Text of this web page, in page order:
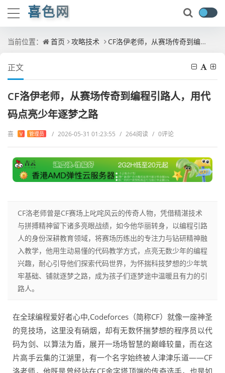
喜色网
当前位置： 首页 攻略技术 CF洛伊老师，从赛场传奇到编程引路人，用代码点亮少年逐梦之路
正文
CF洛伊老师，从赛场传奇到编程引路人，用代
码点亮少年逐梦之路
喜 V 管理员 / 2026-05-31 01:23:55 / 264阅读 / 0评论
CF洛老师曾是CF赛场上叱咤风云的传奇人物，凭借精湛技术
与拼搏精神留下诸多亮眼战绩，如今他华丽转身，以编程引路
人的身份深耕教育领域，将赛场历练出的专注力与钻研精神融
入教学，他用生动易懂的代码教学方式，点亮无数少年的编程
兴趣，耐心引导他们探索代码世界，为怀揣科技梦想的少年筑
牢基础、铺就逐梦之路，成为孩子们逐梦途中温暖且有力的引
路人。
在全球编程爱好者心中,Codeforces（简称CF）就像一座神圣
的竞技场，这里没有硝烟，却有无数怀揣梦想的程序员以代
码为剑、以算法为盾，展开一场场智慧的巅峰较量，而在这
片高手云集的江湖里，有一个名字始终被人津津乐道——CF